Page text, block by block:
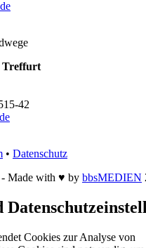
Treffurt
42
• Datenschutz
Made with ♥ by bbsMEDIEN
Cookies zur Analyse von